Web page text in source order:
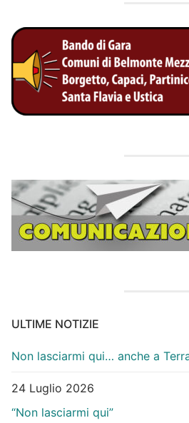
ULTIME NOTIZIE
Non lasciarmi qui… anche a
24 Luglio 2026
“Non lasciarmi qui”